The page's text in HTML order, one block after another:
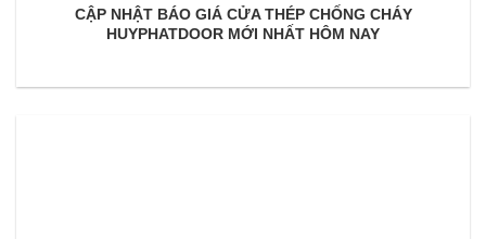
CẬP NHẬT BÁO GIÁ CỬA THÉP CHỐNG CHÁY
HUYPHATDOOR MỚI NHẤT HÔM NAY